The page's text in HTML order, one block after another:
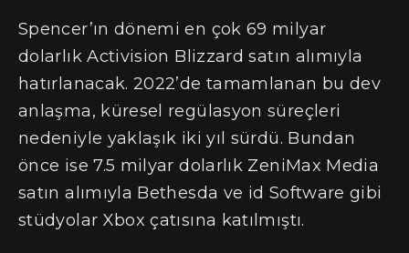
Spencer’ın dönemi en çok 69 milyar
dolarlık Activision Blizzard satın alımıyla
hatırlanacak. 2022’de tamamlanan bu dev
anlaşma, küresel regülasyon süreçleri
nedeniyle yaklaşık iki yıl sürdü. Bundan
önce ise 7.5 milyar dolarlık ZeniMax Media
satın alımıyla Bethesda ve id Software gibi
stüdyolar Xbox çatısına katılmıştı.